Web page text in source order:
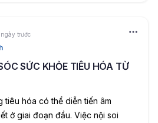
ngày trước
SỨC KHỎE TIÊU HÓA TỪ
tiêu hóa có thể diễn tiến âm
ở giai đoạn đầu. Việc nội soi